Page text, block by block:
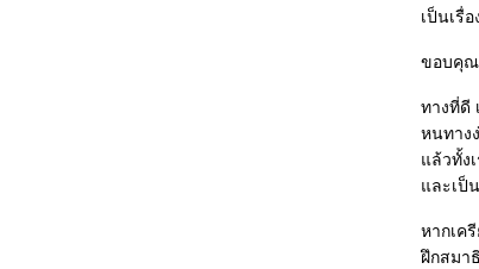
เป็นเรื่
ขอบคุณ
ทางที่ดี
หนทาง
ล้วทั้งเ
ละเป็น
หากเค
ฝึกสมา